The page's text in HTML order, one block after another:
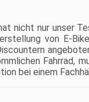
(oder Stufe 0, wenn
Hilfe wollen) und das
hat eine Reichweite
zu 90 Kilometern im
Modus.
ANGENEHME
nicht nur unser
von E-
Fahrrad,
bei einem